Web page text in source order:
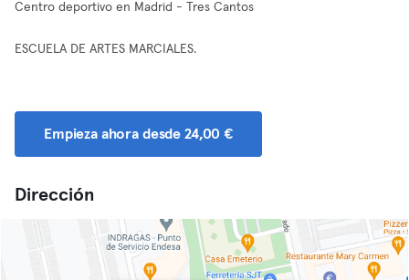
Centro deportivo en Madrid - Tres Cantos
ESCUELA DE ARTES MARCIALES.
Empieza ahora desde 24,00 €
Dirección